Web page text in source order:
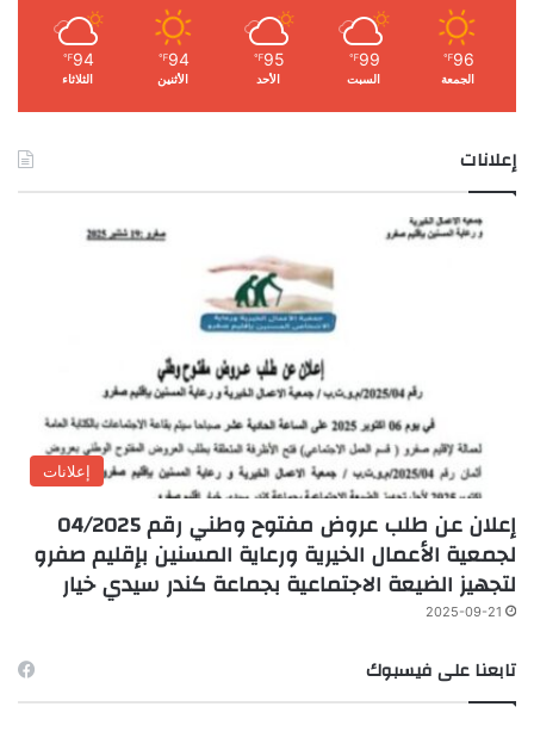
96
℉
الجمعة
99
℉
السبت
95
℉
الأحد
94
℉
الأثنين
94
℉
الثلاثاء
إعلانات
إعلانات
إعلان عن طلب عروض مفتوح وطني رقم 04/2025
لجمعية الأعمال الخيرية ورعاية المسنين بإقليم صفرو
لتجهيز الضيعة الاجتماعية بجماعة كندر سيدي خيار
2025-09-21
تابعنا على فيسبوك